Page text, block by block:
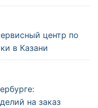
центр по
в Казани
на заказ